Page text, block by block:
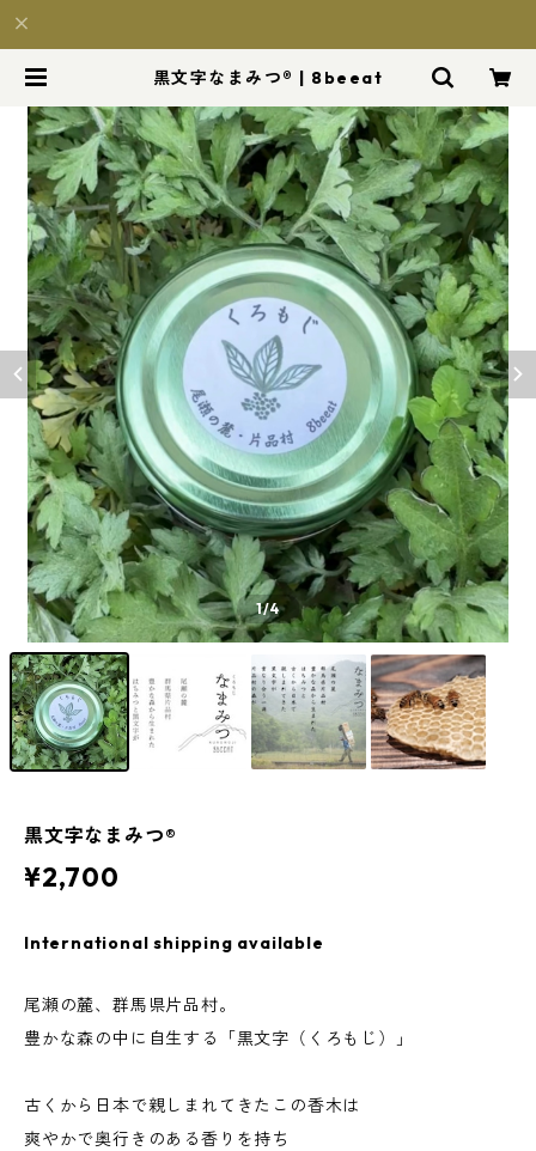
黒文字なまみつ®︎ | 8beeat
1/4
黒文字なまみつ®︎
¥2,700
International shipping available
尾瀬の麓、群馬県片品村。
豊かな森の中に自生する「黒文字（くろもじ）」
古くから日本で親しまれてきたこの香木は
爽やかで奥行きのある香りを持ち